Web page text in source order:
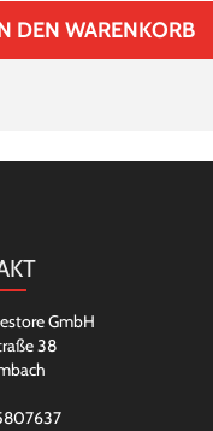
DEN WARENKORB
GmbH
38